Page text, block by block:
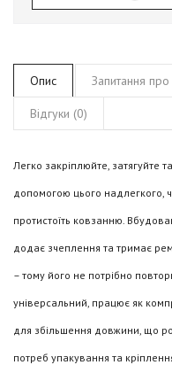
Опис Запитання
Відгуки (0)
Легко закріплюйте, затягуйте
допомогою цього надлегкого,
протистоїть ковзанню.
додає зчеплення та тримає
– тому його не потрібно
універсальний, працює як
для збільшення довжини, що
потреб упакування та